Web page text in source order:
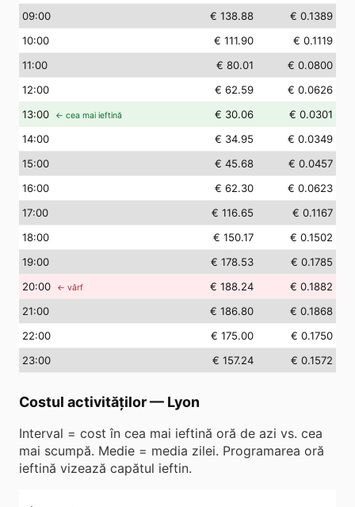
09:00 € 138.88
€ 0.1389
10:00 € 111.90
€ 0.1119
11:00 € 80.01
€ 0.0800
12:00 € 62.59
€ 0.0626
13:00 ← cea mai ieftină € 30.06
€ 0.0301
14:00 € 34.95
€ 0.0349
15:00 € 45.68
€ 0.0457
16:00 € 62.30
€ 0.0623
17:00 € 116.65
€ 0.1167
18:00 € 150.17
€ 0.1502
19:00 € 178.53
€ 0.1785
20:00 ← vârf € 188.24
€ 0.1882
21:00 € 186.80
€ 0.1868
22:00 € 175.00
€ 0.1750
23:00 € 157.24 € 0.1572
Costul activităților— Lyon
Interval = cost în cea mai ieftină oră de azi vs. cea
mai scumpă. Medie = media zilei. Programarea oră
ieftină vizează capătul ieftin.